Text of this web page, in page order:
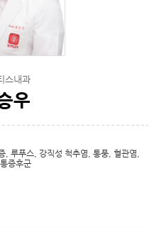
스내과
우
, 루푸스, 강직성 척추염, 통풍, 혈관염,
증후군